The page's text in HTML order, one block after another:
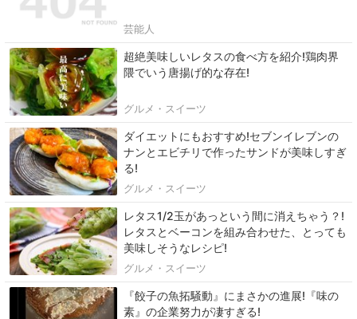
芸能人
超絶美味しいレタスの食べ方を紹介!鶏肉界
隈でいう唐揚げ的な存在!
グルメ・スイーツ
ダイエットにもおすすめ!セブンイレブンの
ナンとエビチリで作ったサンドが美味しすぎ
る!
グルメ・スイーツ
レタス1/2玉があっという間に消えちゃう？!
レタスとベーコンを組み合わせた、とっても
美味しそうなレシピ!
グルメ・スイーツ
『餃子の魚拓騒動』にまさかの進展!『味の
素』の企業努力が凄すぎる!